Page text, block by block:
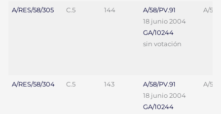
A/RES/58/305 C.5 144
A/58/PV.91
18 junio 2004
GA/10244
sin votación
A/58/
A/RES/58/304 C.5 143
A/58/PV.91
18 junio 2004
GA/10244
A/58/